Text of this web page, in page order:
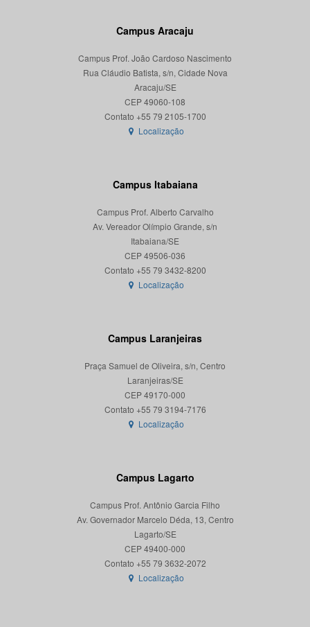
Campus Aracaju
Campus Prof. João Cardoso Nascimento
Rua Cláudio Batista, s/n, Cidade Nova
Aracaju/SE
CEP 49060-108
Localização
Campus Itabaiana
Campus Prof. Alberto Carvalho
Av. Vereador Olímpio Grande, s/n
Itabaiana/SE
CEP 49506-036
Localização
Campus Laranjeiras
Praça Samuel de Oliveira, s/n, Centro
Laranjeiras/SE
CEP 49170-000
Localização
Campus Lagarto
Campus Prof. Antônio Garcia Filho
Av. Governador Marcelo Déda, 13, Centro
Lagarto/SE
CEP 49400-000
Localização